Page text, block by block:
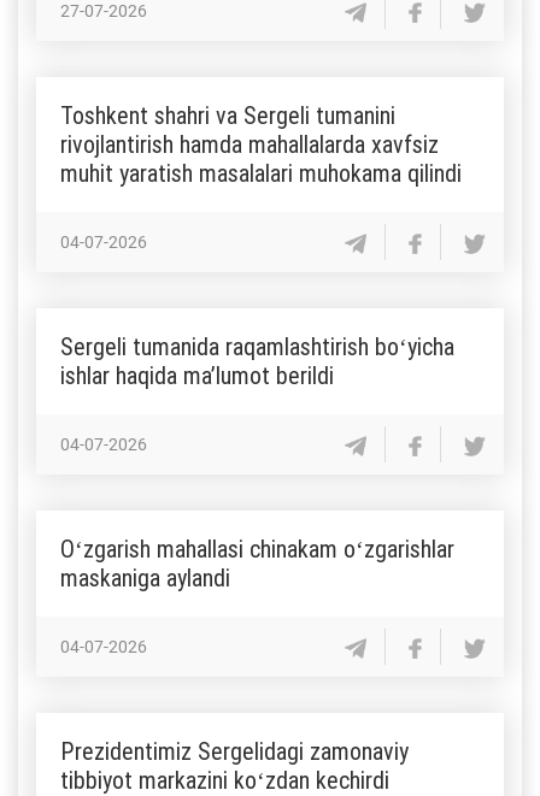
27-07-2026
Toshkent shahri va Sergeli tumanini
rivojlantirish hamda mahallalarda xavfsiz
muhit yaratish masalalari muhokama qilindi
04-07-2026
Sergeli tumanida raqamlashtirish boʻyicha
ishlar haqida maʼlumot berildi
04-07-2026
Oʻzgarish mahallasi chinakam oʻzgarishlar
maskaniga aylandi
04-07-2026
Prezidentimiz Sergelidagi zamonaviy
tibbiyot markazini koʻzdan kechirdi